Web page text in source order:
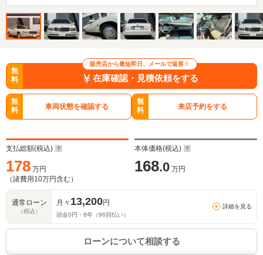
販売店から最短即日、メールで返答！
無
料
在庫確認・見積依頼をする
無
料
車両状態を確認する
無
料
来店予約をする
支払総額(税込)
178 万円
（諸費用 10万円含む）
本体価格(税込)
168.0 万円
通常ローン
（税込）
月々 13,200円
頭金0円・ 8年（96 回払い）
詳細を見る
ローンについて相談する